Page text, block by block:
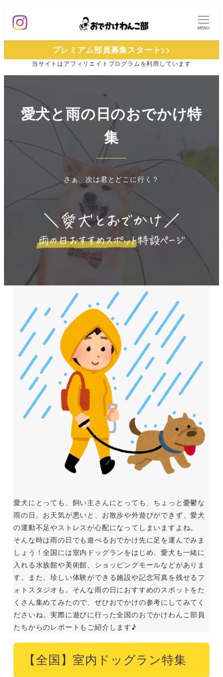
ン
MENU
プレミアム部員募集スタート>>
当サイトはアフィリエイトプログラムを利用しています
愛犬と雨の日のおでかけ特
集
さぁ、次は君とどこに行く？
愛犬にとっても、飼い主さんにとっても、ちょっと憂鬱な
雨の日。お天気が悪いと、お散歩や外遊びができず、愛犬
の運動不足やストレスが心配になってしまいますよね。
そんな時は雨の日でも遊べるおでかけ先に足を運んでみま
しょう！全国には室内ドッグランをはじめ、愛犬も一緒に
入れる水族館や美術館、ショッピングモールなどがありま
す。また、珍しい体験ができる施設や記念写真を残せるフ
ォトスタジオも。そんな雨の日におすすめのスポットをた
くさん集めてみたので、ぜひおでかけの参考にしてみてく
ださいね。実際に遊びに行った全国のおでかけわんこ部員
たちからのレポートもご紹介します♪
【全国】室内ドッグラン特集